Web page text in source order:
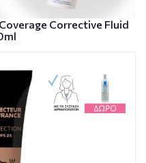
Corrective Fluid